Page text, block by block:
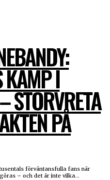
KAMP I
STORVRETA
PÅ
förväntansfulla fans när
– och det är inte vilka...